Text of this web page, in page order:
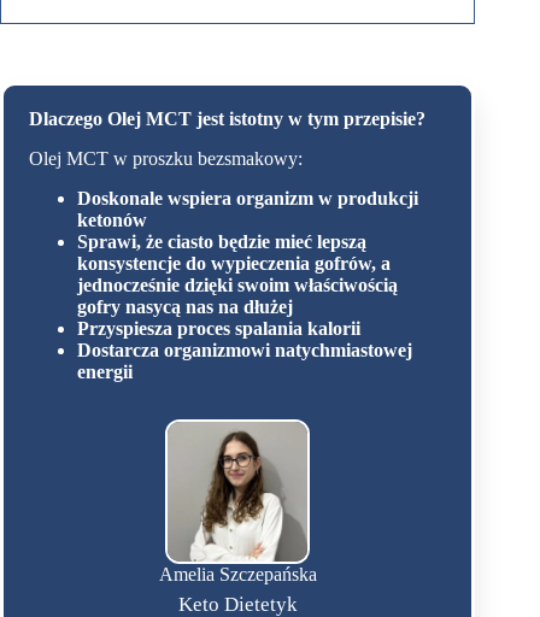
Dlaczego Olej MCT jest istotny w tym przepisie?
Olej MCT w proszku bezsmakowy:
Doskonale wspiera organizm w produkcji
ketonów
Sprawi, że ciasto będzie mieć lepszą
konsystencje do wypieczenia gofrów, a
jednocześnie dzięki swoim właściwością
gofry nasycą nas na dłużej
Przyspiesza proces spalania kalorii
Dostarcza organizmowi natychmiastowej
energii
Amelia Szczepańska
Keto Dietetyk